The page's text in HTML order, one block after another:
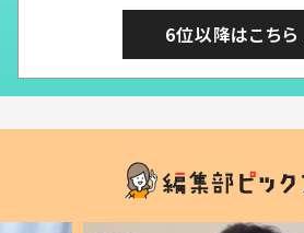
6位以降はこちら